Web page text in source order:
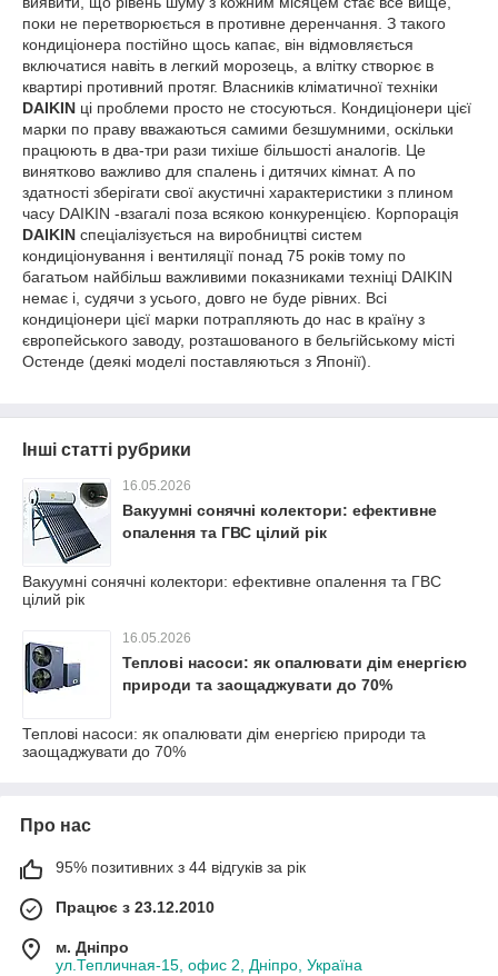
поки не перетворюється в противне деренчання. З такого
кондиціонера постійно щось капає, він відмовляється
включатися навіть в легкий морозець, а влітку створює в
квартирі противний протяг. Власників кліматичної техніки
DAIKIN ці проблеми просто не стосуються. Кондиціонери цієї
марки по праву вважаються самими безшумними, оскільки
працюють в два-три рази тихіше більшості аналогів. Це
винятково важливо для спалень і дитячих кімнат. А по
здатності зберігати свої акустичні характеристики з плином
часу DAIKIN -взагалі поза всякою конкуренцією. Корпорація
DAIKIN спеціалізується на виробництві систем
кондиціонування і вентиляції понад 75 років тому по
багатьом найбільш важливими показниками техніці DAIKIN
немає і, судячи з усього, довго не буде рівних. Всі
кондиціонери цієї марки потрапляють до нас в країну з
європейського заводу, розташованого в бельгійському місті
Остенде (деякі моделі поставляються з Японії).
Інші статті рубрики
16.05.2026
Вакуумні сонячні колектори: ефективне
опалення та ГВС цілий рік
Вакуумні сонячні колектори: ефективне опалення та ГВС
цілий рік
16.05.2026
Теплові насоси: як опалювати дім енергією
природи та заощаджувати до 70%
Теплові насоси: як опалювати дім енергією природи та
заощаджувати до 70%
Про нас
95% позитивних з 44 відгуків за рік
Працює з 23.12.2010
м. Дніпро
ул.Тепличная-15, офис 2, Дніпро, Україна